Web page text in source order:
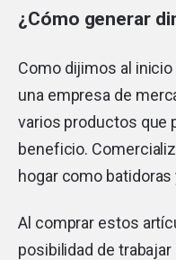
¿Cómo generar
Como dijimos al
una empresa de
varios productos que
beneficio.
hogar como batidoras
Al comprar estos
posibilidad de